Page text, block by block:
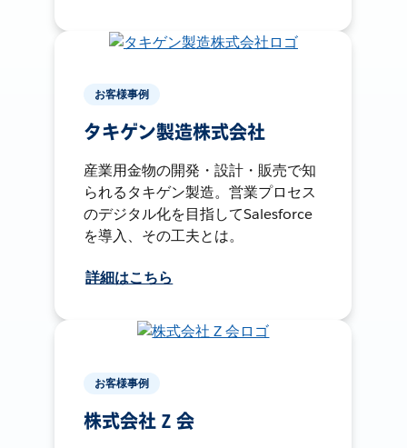
お客様事例
タキゲン製造株式会社
産業用金物の開発・設計・販売で知
られるタキゲン製造。営業プロセス
のデジタル化を目指してSalesforce
を導入、その工夫とは。
詳細はこちら
お客様事例
株式会社 Z 会